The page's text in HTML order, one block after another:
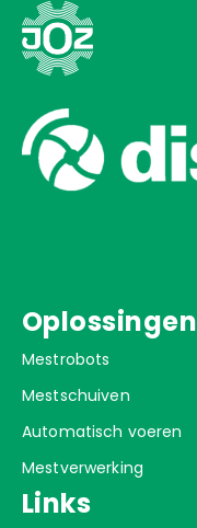
Oplossingen
Mestrobots
Mestschuiven
Automatisch voeren
Mestverwerking
Links